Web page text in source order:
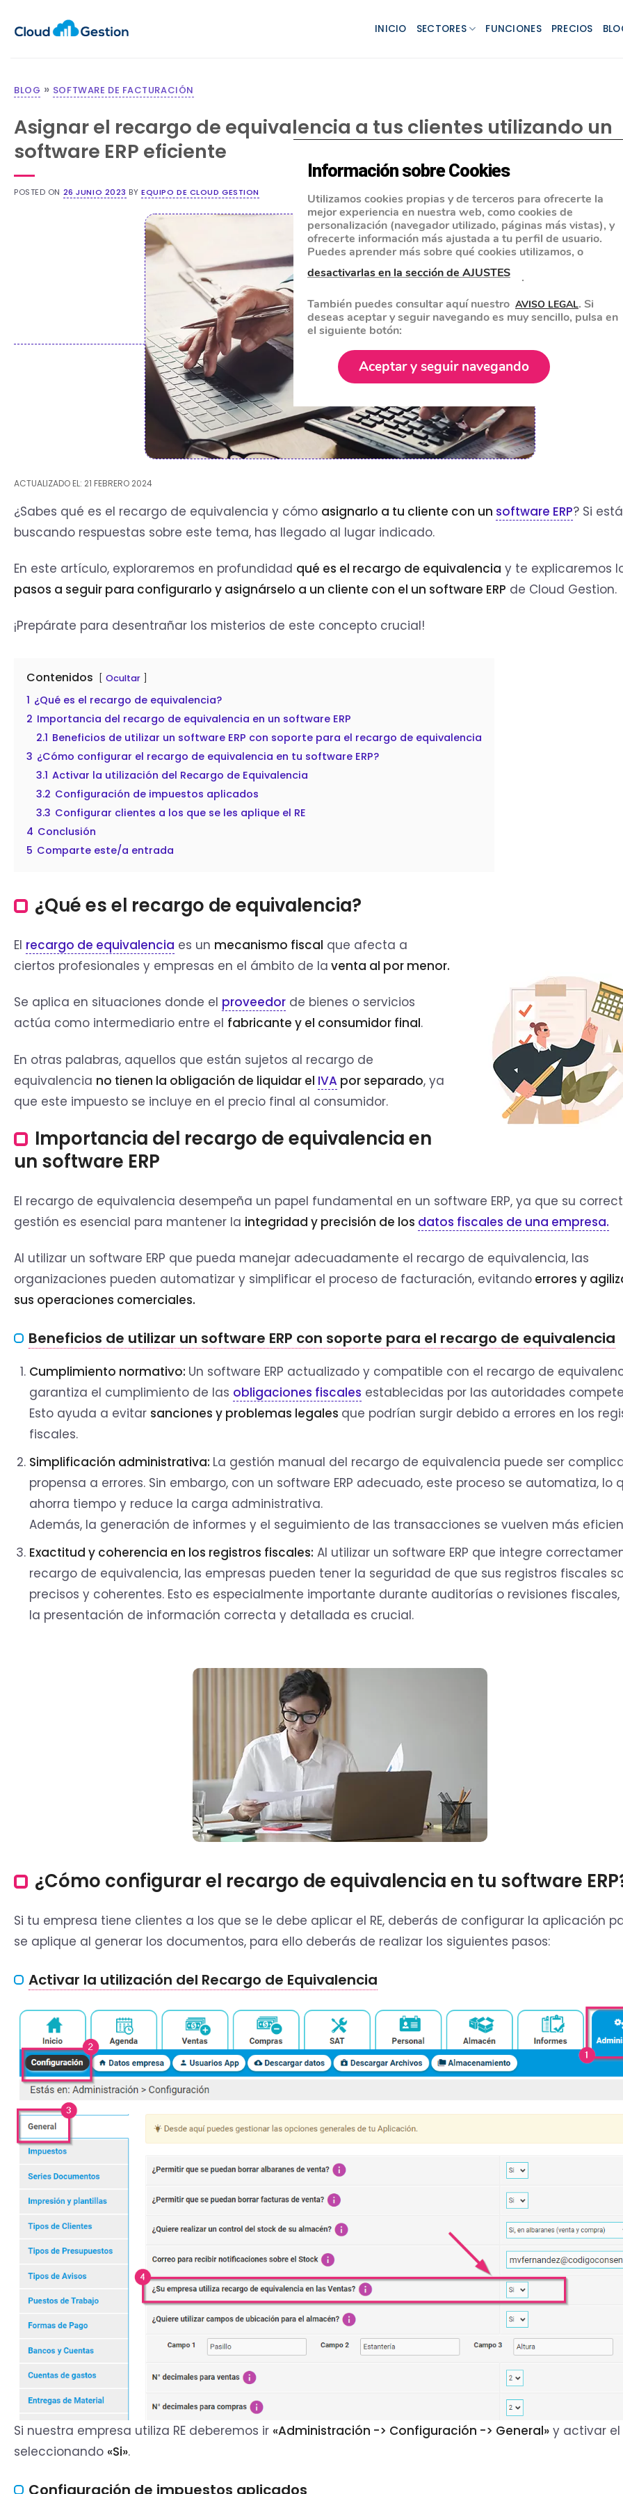
INICIO SECTORES FUNCIONES PRECIOS
BLOG » SOFTWARE DE FACTURACIÓN
Asignar el recargo de equivalencia a tus clientes utilizando un
software ERP eficiente
POSTED ON 26 JUNIO 2023 BYEQUIPO DE CLOUD GESTION
ACTUALIZADO EL: 21 FEBRERO 2024
¿Sabes qué es el recargo de equivalencia y cómo asignarlo a tu cliente con un software ERP? Si
buscando respuestas sobre este tema, has llegado al lugar indicado.
En este artículo, exploraremos en profundidad qué es el recargo de equivalencia y te explicaremos
pasos a seguir para configurarlo y asignárselo a un cliente con el un software ERP de Cloud Gestion.
¡Prepárate para desentrañar los misterios de este concepto crucial!
Contenidos Ocultar
1 ¿Qué es el recargo de equivalencia?
2 Importancia del recargo de equivalencia en un software ERP
2.1 Beneficios de utilizar un software ERP con soporte para el recargo de equivalencia
3 ¿Cómo configurar el recargo de equivalencia en tu software ERP?
3.1 Activar la utilización del Recargo de Equivalencia
3.2 Configuración de impuestos aplicados
3.3 Configurar clientes a los que se les aplique el RE
4 Conclusión
5 Comparte este/a entrada
¿Qué es el recargo de equivalencia?
El recargo de equivalencia es un mecanismo fiscal que afecta a
ciertos profesionales y empresas en el ámbito de la venta al por menor.
Se aplica en situaciones donde el proveedor de bienes o servicios
actúa como intermediario entre el fabricante y el consumidor final.
En otras palabras, aquellos que están sujetos al recargo de
equivalencia no tienen la obligación de liquidar el IVA por separado, ya
que este impuesto se incluye en el precio final al consumidor.
Importancia del recargo de equivalencia en
un software ERP
El recargo de equivalencia desempeña un papel fundamental en un software ERP, ya que su
gestión es esencial para mantener la integridad y precisión de los datos fiscales de una empresa.
Al utilizar un software ERP que pueda manejar adecuadamente el recargo de equivalencia, las
organizaciones pueden automatizar y simplificar el proceso de facturación, evitando errores y
sus operaciones comerciales.
Beneficios de utilizar un software ERP con soporte para el recargo de equivalencia
Cumplimiento normativo: Un software ERP actualizado y compatible con el recargo de
garantiza el cumplimiento de las obligaciones fiscales establecidas por las autoridades
Esto ayuda a evitar sanciones y problemas legales que podrían surgir debido a errores en los
fiscales.
Simplificación administrativa: La gestión manual del recargo de equivalencia puede ser
propensa a errores. Sin embargo, con un software ERP adecuado, este proceso se automatiza, lo
ahorra tiempo y reduce la carga administrativa.
Además, la generación de informes y el seguimiento de las transacciones se vuelven más
Exactitud y coherencia en los registros fiscales: Al utilizar un software ERP que integre
recargo de equivalencia, las empresas pueden tener la seguridad de que sus registros fiscales
precisos y coherentes. Esto es especialmente importante durante auditorías o revisiones
la presentación de información correcta y detallada es crucial.
¿Cómo configurar el recargo de equivalencia en tu software
Si tu empresa tiene clientes a los que se le debe aplicar el RE, deberás de configurar la aplicación
se aplique al generar los documentos, para ello deberás de realizar los siguientes pasos:
Activar la utilización del Recargo de Equivalencia
Si nuestra empresa utiliza RE deberemos ir «Administración -> Configuración -> General» y activar el
seleccionando «Si».
Configuración de impuestos aplicados
Información sobre Cookies
Utilizamos cookies propias y de terceros para ofrecerte la
mejor experiencia en nuestra web, como cookies de
personalización (navegador utilizado, páginas más vistas), y
ofrecerte información más ajustada a tu perfil de usuario.
Puedes aprender más sobre qué cookies utilizamos, o
desactivarlas en la sección de AJUSTES
.
También puedes consultar aquí nuestro AVISO LEGAL. Si
deseas aceptar y seguir navegando es muy sencillo, pulsa en
el siguiente botón:
Aceptar y seguir navegando